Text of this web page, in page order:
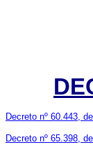
Decreto nº 60.443,
Decreto nº 65.398,